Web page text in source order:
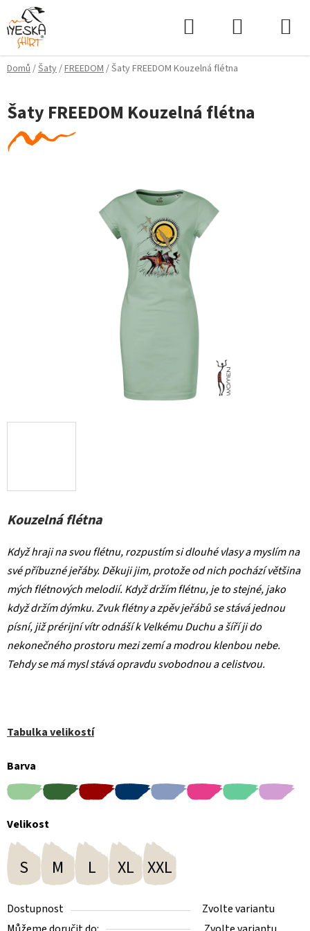
Přejít
na
obsah
Domů/Šaty/FREEDOM/Šaty FREEDOM Kouzelná flétna
Kouzelná flétna
Když hraji na svou flétnu, rozpustím si dlouhé vlasy a myslím na
své příbuzné jeřáby. Děkuji jim, protože od nich pochází většina
mých flétnových melodií. Když držím flétnu, je to stejné, jako
když držím dýmku. Zvuk flétny a zpěv jeřábů se stává jednou
písní, již prérijní vítr odnáší k Velkému Duchu a šíří ji do
nekonečného prostoru mezi zemí a modrou klenbou nebe.
Tehdy se má mysl stává opravdu svobodnou a celistvou.
Tabulka velikostí
Barva
Velikost
S M L XL XXL
Dostupnost
Zvolte variantu
Šaty FREEDOM Kouzelná flétna